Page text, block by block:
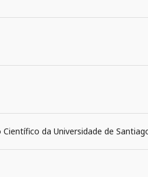
da Universidade de